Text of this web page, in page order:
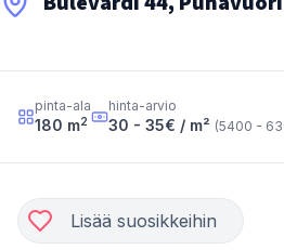
pinta-ala
180 m2
hinta-arvio
30 - 35€ / m² (5400 -
Lisää suosikkeihin